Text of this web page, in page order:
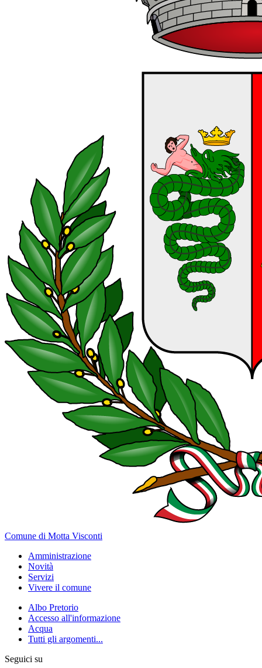
Comune di Motta Visconti
Amministrazione
Novità
Servizi
Vivere il comune
Albo Pretorio
Accesso all'informazione
Acqua
Tutti gli argomenti...
Seguici su